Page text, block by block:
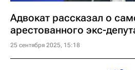
Адвокат рассказал о
арестованного экс-
25 сентября 2025, 15:18